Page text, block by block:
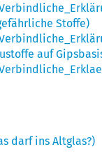
Stoffe)
auf
darf ins Altglas?)